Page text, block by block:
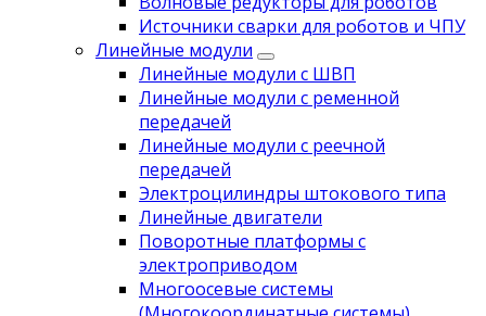
Источники сварки для роботов и ЧПУ
Линейные модули
Линейные модули с ШВП
Линейные модули с ременной
передачей
Линейные модули с реечной
передачей
Электроцилиндры штокового типа
Линейные двигатели
Поворотные платформы с
электроприводом
Многоосевые системы